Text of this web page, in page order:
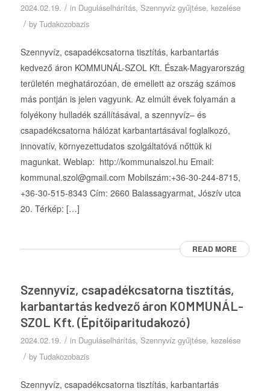
2024.02.19. / in Duguláselhárítás, Szennyvíz gyűjtése, kezelése
/ by Tudakozobazis
Szennyvíz, csapadékcsatorna tisztítás, karbantartás
kedvező áron KOMMUNÁL-SZOL Kft. Észak-Magyarország
területén meghatározóan, de emellett az ország számos
más pontján is jelen vagyunk. Az elmúlt évek folyamán a
folyékony hulladék szállításával, a szennyvíz– és
csapadékcsatorna hálózat karbantartásával foglalkozó,
innovatív, környezettudatos szolgáltatóvá nőttük ki
magunkat. Weblap: http://kommunalszol.hu Email:
kommunal.szol@gmail.com Mobilszám:+36-30-244-8715,
+36-30-515-8343 Cím: 2660 Balassagyarmat, Jószív utca
20. Térkép: […]
READ MORE
Szennyvíz, csapadékcsatorna tisztítás,
karbantartás kedvező áron KOMMUNÁL-
SZOL Kft. (Építőiparitudakozó)
2024.02.19. / in Duguláselhárítás, Szennyvíz gyűjtése, kezelése
/ by Tudakozobazis
Szennyvíz, csapadékcsatorna tisztítás, karbantartás